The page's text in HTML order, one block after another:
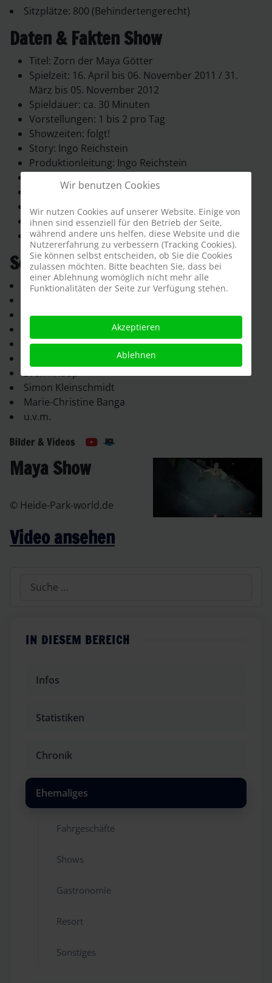
Sitzplätze: 800 (Behindertengerecht)
Daten & Fakten Show
Titel: Zorn der Maya Götter
Spielzeit: 16. April bis 06. November 2011 / 31.
März bis 05. November 2012
Spieldauer: ca. 30 Minuten
Vorstellungen: 1 bis 2 pro Tag
Showzeiten: folgt!
Story: Ingo Reichstein
Produktionleitung: Ingo Reichstein
Kostüme: folgt!
Show Techniker: Christian Hüther
Pyro Effekte: LMP
Musikauswahl: Ingo Reichstein
Schauspieler 2011-2012
Patrick Keaton
Michelle Donner
Hammou Bensalah
Sven Knoop
Simon Kleinschmidt
Marie-Christine Banga
u.v.m.
Maya Show
© Heide-Park-world.de
Video ansehen
Suchen
IN DIESEM BEREICH
Infos
Statistiken
Chronik
Ehemaliges
Fahrgeschäfte
Shows
Gastronomie
Resort
Sonstiges
Wir benutzen Cookies
Wir nutzen Cookies auf unserer Website. Einige von
ihnen sind essenziell für den Betrieb der Seite,
während andere uns helfen, diese Website und die
Nutzererfahrung zu verbessern (Tracking Cookies).
Sie können selbst entscheiden, ob Sie die Cookies
zulassen möchten. Bitte beachten Sie, dass bei
einer Ablehnung womöglich nicht mehr alle
Funktionalitäten der Seite zur Verfügung stehen.
Akzeptieren
Ablehnen